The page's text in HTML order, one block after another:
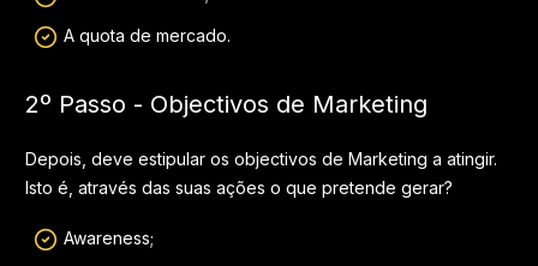
A quota de mercado.
2º Passo - Objectivos de Marketing
Depois, deve estipular os objectivos de Marketing a atingir.
Isto é, através das suas ações o que pretende gerar?
Awareness;